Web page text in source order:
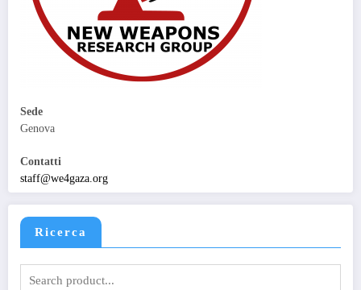
Sede
Genova
Contatti
staff@we4gaza .org
Ricerca